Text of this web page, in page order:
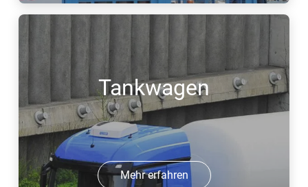
Tankwagen
Mehr erfahren